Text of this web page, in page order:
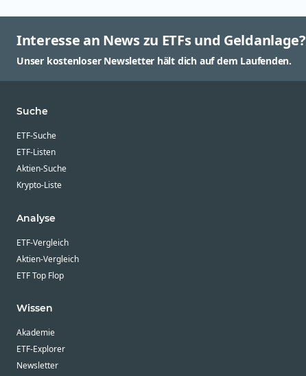
Interesse an News zu ETFs und Geldanlage?
Unser kostenloser Newsletter hält dich auf dem Laufenden.
Suche
ETF-Suche
ETF-Listen
Aktien-Suche
Krypto-Liste
Analyse
ETF-Vergleich
Aktien-Vergleich
ETF Top Flop
Wissen
Akademie
ETF-Explorer
Newsletter